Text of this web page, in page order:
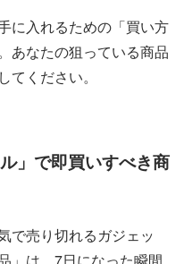
に入れるための「買い方
あなたの狙っている商品
ください。
」で即買いすべき商
で売り切れるガジェッ